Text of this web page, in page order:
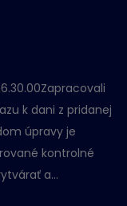
k dani z pridanej
úpravy je
kontrolné
a...